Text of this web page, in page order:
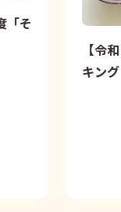
そ
【令
キン